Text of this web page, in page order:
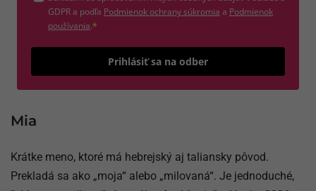
GDPR a podľa Podmienok ochrany súkromia (otvorí sa v novom okne)
a Podmienok
používania(otvorí sa v novom okne)
.*
Prihlásiť sa na odber
Mia
Krátke meno, ktoré má hebrejský aj taliansky pôvod.
Prekladá sa ako „moja“ alebo „milovaná“. Je jednoduché,